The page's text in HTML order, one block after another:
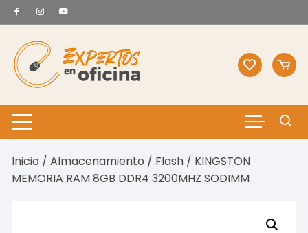
Saltar
al
contenido
Inicio /Almacenamiento / Flash / KINGSTON
MEMORIA RAM 8GB DDR4 3200MHZ SODIMM